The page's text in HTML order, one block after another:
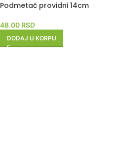
Podmetač providni 14cm
48.00 RSD
DODAJ U KORPU